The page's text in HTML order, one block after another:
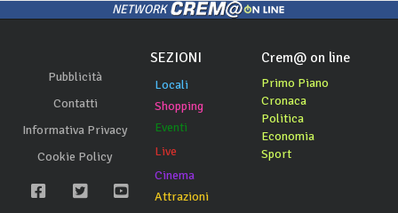
NETWORK
Pubblicità
Contatti
Informativa Privacy
Cookie Policy
SEZIONI
Locali
Shopping
Eventi
Live
Cinema
Attrazioni
Crem@ on line
Primo Piano
Cronaca
Politica
Economia
Sport